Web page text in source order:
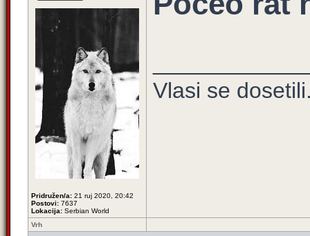
Pridružen/a: 21 ruj 2020, 20:42
Postovi: 7637
Lokacija: Serbian World
Vlasi se
Vrh